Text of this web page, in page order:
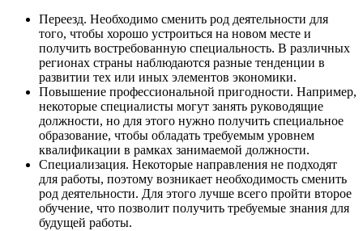
Переезд. Необходимо сменить род деятельности для
того, чтобы хорошо устроиться на новом месте и
получить востребованную специальность. В различных
регионах страны наблюдаются разные тенденции в
развитии тех или иных элементов экономики.
Повышение профессиональной пригодности. Например,
некоторые специалисты могут занять руководящие
должности, но для этого нужно получить специальное
образование, чтобы обладать требуемым уровнем
квалификации в рамках занимаемой должности.
Специализация. Некоторые направления не подходят
для работы, поэтому возникает необходимость сменить
род деятельности. Для этого лучше всего пройти второе
обучение, что позволит получить требуемые знания для
будущей работы.